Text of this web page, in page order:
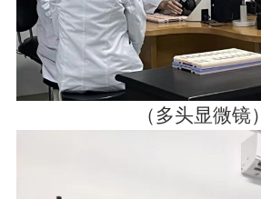
（多头显微镜）